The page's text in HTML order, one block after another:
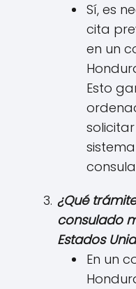
Sí, es
cita
en un
Esto
¿Qué
consulado
Estados
En un